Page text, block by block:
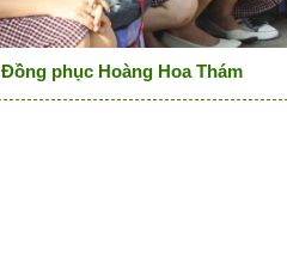
Đồng phục Hoàng Hoa Thám